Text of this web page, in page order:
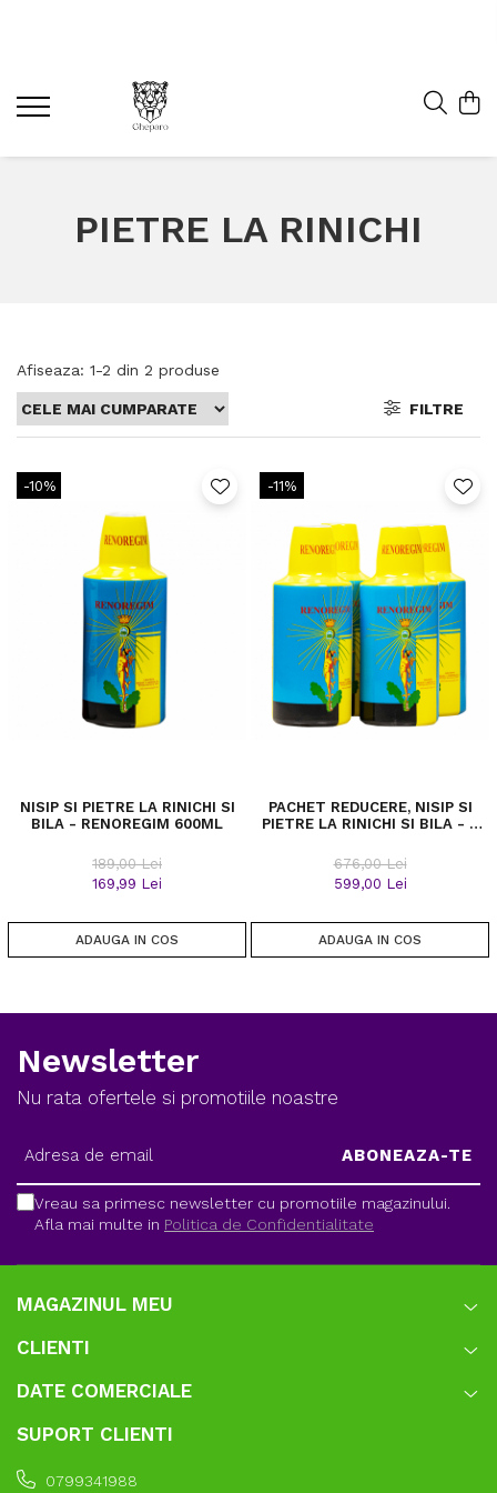
PIETRE LA RINICHI
Afiseaza: 1-2 din 2 produse
FILTRE
-10%
NISIP SI PIETRE LA RINICHI SI
BILA - RENOREGIM 600ML
189,00 Lei
169,99 Lei
ADAUGA IN COS
-11%
PACHET REDUCERE, NISIP SI
PIETRE LA RINICHI SI BILA - 4
LUNI
676,00 Lei
599,00 Lei
ADAUGA IN COS
Newsletter
Nu rata ofertele si promotiile noastre
Vreau sa primesc newsletter cu promotiile magazinului.
Afla mai multe in Politica de Confidentialitate
MAGAZINUL MEU
CLIENTI
DATE COMERCIALE
SUPORT CLIENTI
0799341988